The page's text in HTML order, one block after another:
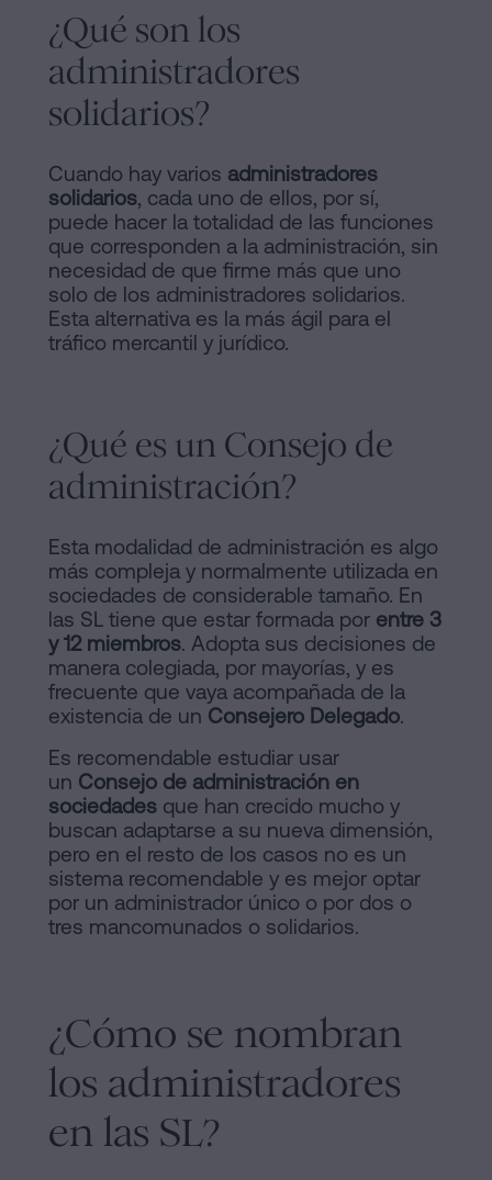
¿Qué son los
administradores
solidarios?
Cuando hay varios administradores
solidarios, cada uno de ellos, por sí,
puede hacer la totalidad de las funciones
que corresponden a la administración, sin
necesidad de que firme más que uno
solo de los administradores solidarios.
Esta alternativa es la más ágil para el
tráfico mercantil y jurídico.
¿Qué es un Consejo de
administración?
Esta modalidad de administración es algo
más compleja y normalmente utilizada en
sociedades de considerable tamaño. En
las SL tiene que estar formada por entre 3
y 12 miembros. Adopta sus decisiones de
manera colegiada, por mayorías, y es
frecuente que vaya acompañada de la
existencia de un Consejero Delegado.
Es recomendable estudiar usar
un Consejo de administración en
sociedades que han crecido mucho y
buscan adaptarse a su nueva dimensión,
pero en el resto de los casos no es un
sistema recomendable y es mejor optar
por un administrador único o por dos o
tres mancomunados o solidarios.
¿Cómo se nombran
los administradores
en las SL?